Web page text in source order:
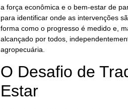
a força econômica e o bem-estar de
para identificar onde as intervenções
forma como o progresso é medido e,
alcançado por todos,
agropecuária.
O Desafio de
Estar